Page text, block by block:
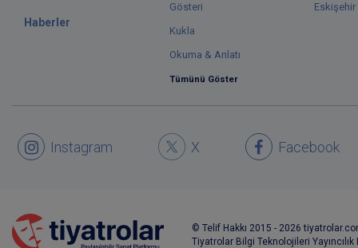
Haberler
Gösteri
Kukla
Okuma & Anlatı
Tümünü Göster
Facebook
X
Instagram
© Telif Hakkı 2015 - 2026
Tiyatrolar Bilgi Teknolojileri Yayıncılık